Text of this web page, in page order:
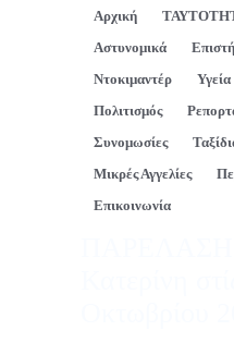
Αρχική
Αστυνομικά
Ντοκιμαντέρ
Υγεία
Πολιτισμός
Συνομωσίες
Μικρές Αγγελίες
Επικοινωνία